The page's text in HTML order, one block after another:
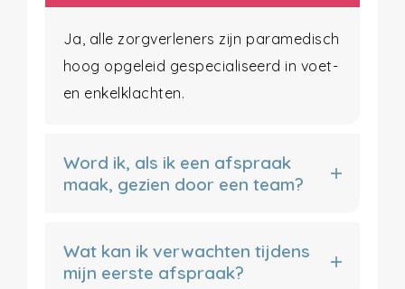
Ja, alle zorgverleners zijn paramedisch
hoog opgeleid gespecialiseerd in voet-
en enkelklachten.
Word ik, als ik een afspraak
maak, gezien door een team?
Wat kan ik verwachten tijdens
mijn eerste afspraak?